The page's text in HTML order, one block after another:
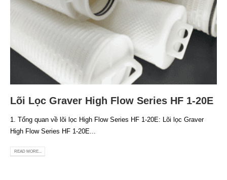
Lõi Lọc Graver High Flow Series HF 1-20E
1. Tổng quan về lõi lọc High Flow Series HF 1-20E: Lõi lọc Graver
High Flow Series HF 1-20E...
READ MORE...